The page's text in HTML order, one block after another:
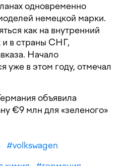
одновременно
немецкой марки.
как на внутренний
и в страны СНГ,
Начало
уже в этом году, отмечал
объявила
€9 млн для «зеленого»
#volkswagen